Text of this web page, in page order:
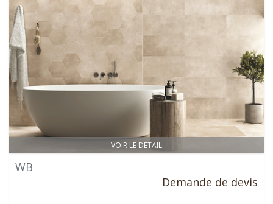
VOIR LE DÉTAIL
WB
Demande de devis